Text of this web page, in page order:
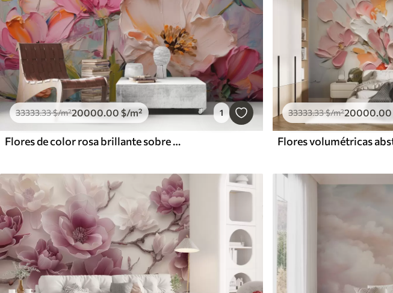
33333.33$/m²20000 .00 $/m² 1
Flores de color rosa brillante sobre un fondo gris azulado claro
33333.33$/m²20000 .00